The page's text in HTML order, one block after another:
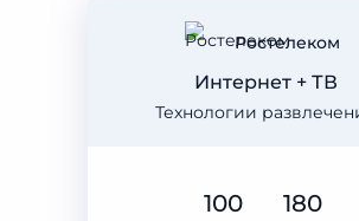
Ростелеком
Технологии
Интернет + ТВ
100 180